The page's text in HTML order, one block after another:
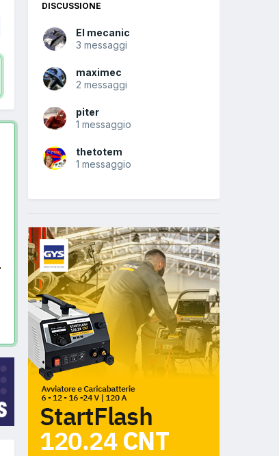
DISCUSSIONE
El mecanic
3 messaggi
maximec
2 messaggi
piter
1 messaggio
thetotem
1 messaggio